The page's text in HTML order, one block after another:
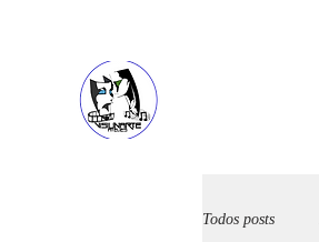
Todos posts